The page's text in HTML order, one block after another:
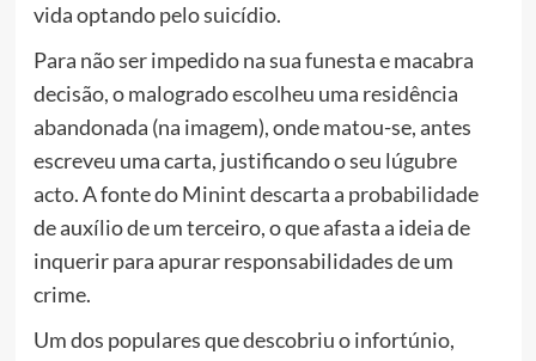
vida optando pelo suicídio.
Para não ser impedido na sua funesta e macabra
decisão, o malogrado escolheu uma residência
abandonada (na imagem), onde matou-se, antes
escreveu uma carta, justificando o seu lúgubre
acto. A fonte do Minint descarta a probabilidade
de auxílio de um terceiro, o que afasta a ideia de
inquerir para apurar responsabilidades de um
crime.
Um dos populares que descobriu o infortúnio,